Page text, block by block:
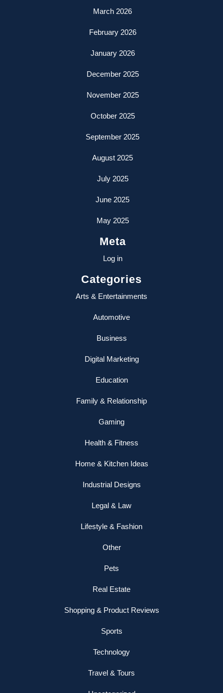
March 2026
February 2026
January 2026
December 2025
November 2025
October 2025
September 2025
August 2025
July 2025
June 2025
May 2025
Meta
Log in
Categories
Arts & Entertainments
Automotive
Business
Digital Marketing
Education
Family & Relationship
Gaming
Health & Fitness
Home & Kitchen Ideas
Industrial Designs
Legal & Law
Lifestyle & Fashion
Other
Pets
Real Estate
Shopping & Product Reviews
Sports
Technology
Travel & Tours